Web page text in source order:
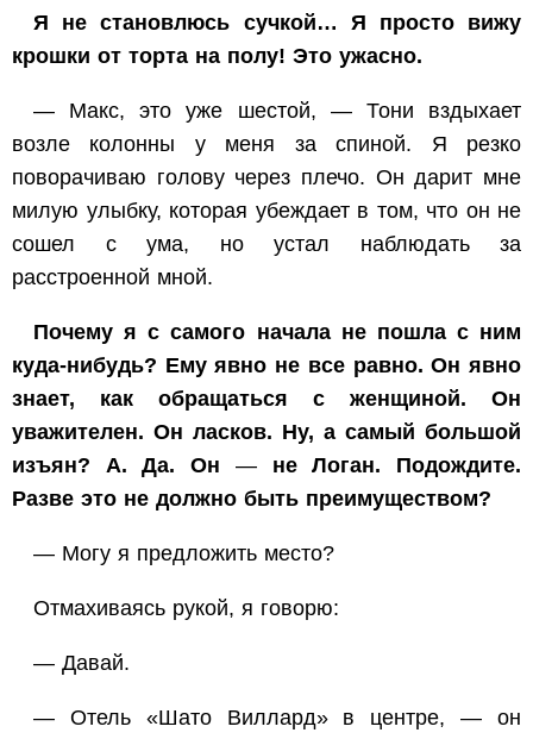
Я не становлюсь сучкой… Я просто вижу
крошки от торта на полу! Это ужасно.
— Макс, это уже шестой, — Тони вздыхает
возле колонны у меня за спиной. Я резко
поворачиваю голову через плечо. Он дарит мне
милую улыбку, которая убеждает в том, что он не
сошел с ума, но устал наблюдать за
расстроенной мной.
Почему я с самого начала не пошла с ним
куда-нибудь? Ему явно не все равно. Он явно
знает, как обращаться с женщиной. Он
уважителен. Он ласков. Ну, а самый большой
изъян? А. Да. Он — не Логан. Подождите.
Разве это не должно быть преимуществом?
— Могу я предложить место?
Отмахиваясь рукой, я говорю:
— Давай.
— Отель «Шато Виллард» в центре, — он